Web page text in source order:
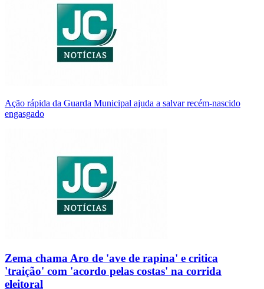
Ação rápida da Guarda Municipal ajuda a salvar recém-nascido
engasgado
Zema chama Aro de 'ave de rapina' e critica
'traição' com 'acordo pelas costas' na corrida
eleitoral